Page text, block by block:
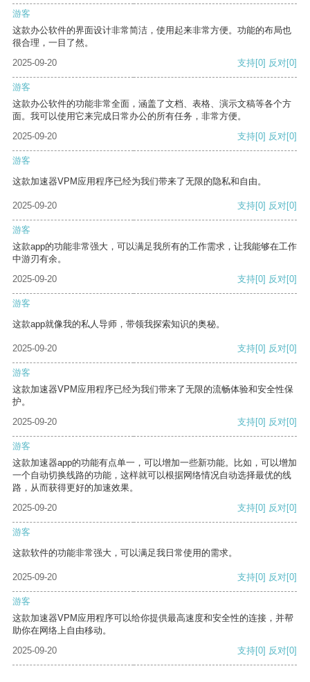
游客
这款办公软件的界面设计非常简洁，使用起来非常方便。功能的布局也
很合理，一目了然。
2025-09-20
支持[0] 反对[0]
游客
这款办公软件的功能非常全面，涵盖了文档、表格、演示文稿等各个方
面。我可以使用它来完成日常办公的所有任务，非常方便。
2025-09-20
支持[0] 反对[0]
游客
这款加速器VPM应用程序已经为我们带来了无限的隐私和自由。
2025-09-20 支持[0] 反对[0]
游客
这款app的功能非常强大，可以满足我所有的工作需求，让我能够在工作
中游刃有余。
2025-09-20
支持[0] 反对[0]
游客
这款app就像我的私人导师，带领我探索知识的奥秘。
2025-09-20 支持[0] 反对[0]
游客
这款加速器VPM应用程序已经为我们带来了无限的流畅体验和安全性保
护。
2025-09-20
支持[0] 反对[0]
游客
这款加速器app的功能有点单一，可以增加一些新功能。比如，可以增加
一个自动切换线路的功能，这样就可以根据网络情况自动选择最优的线
路，从而获得更好的加速效果。
2025-09-20
支持[0] 反对[0]
游客
这款软件的功能非常强大，可以满足我日常使用的需求。
2025-09-20 支持[0] 反对[0]
游客
这款加速器VPM应用程序可以给你提供最高速度和安全性的连接，并帮
助你在网络上自由移动。
2025-09-20
支持[0] 反对[0]